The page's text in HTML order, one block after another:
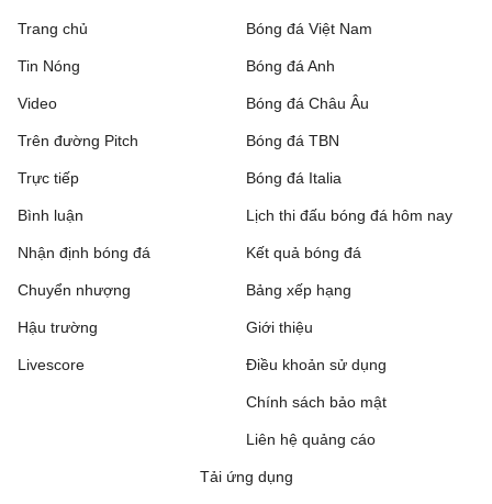
Rakow Czestochowa 0 - 0 Hammarby IF
FC Twente 6 - 0
DAC 1904 Dunajska
Ajax 3 - 1 Shelbourne
Borac Banja Luka Maxline Vitebsk
0 - 2 FC Nordsjaelland
Dinamo Minsk
Trang chủ
Tin Nóng
Video
Trên đường Pitch
Trực tiếp
Bóng đá Việt Nam
Bóng đá Anh
Bóng đá Châu Âu
Bóng đá TBN
Bóng đá Italia
Bình luận
Nhận định bóng đá
Chuyển nhượng
Hậu trường
Livescore
Lịch thi đấu bóng đá hôm nay
Kết quả bóng đá
Bảng xếp hạng
Giới thiệu
Điều khoản sử dụng
Chính sách bảo mật
Liên hệ quảng cáo
Tải ứng dụng